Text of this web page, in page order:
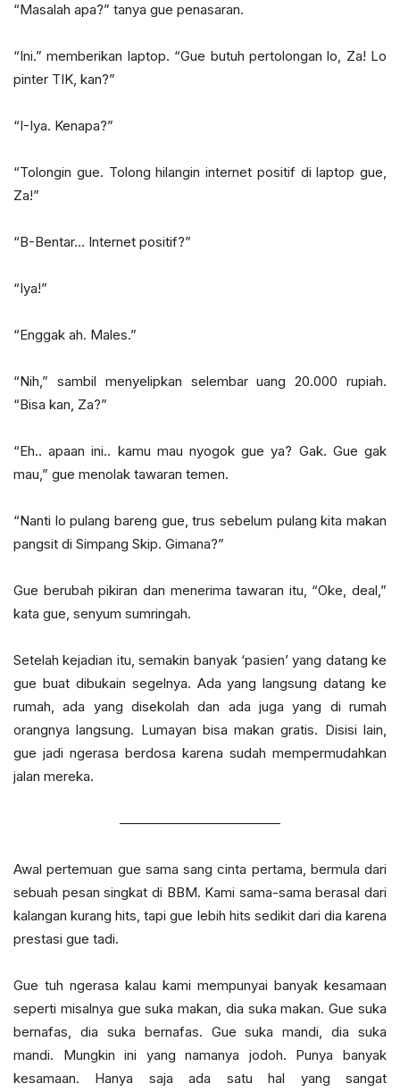
“Masalah apa?” tanya gue penasaran.
“Ini.” memberikan laptop. “Gue butuh pertolongan lo, Za! Lo
pinter TIK, kan?”
“I-Iya. Kenapa?”
“Tolongin gue. Tolong hilangin internet positif di laptop gue,
Za!”
“B-Bentar… Internet positif?”
“Iya!”
“Enggak ah. Males.”
“Nih,” sambil menyelipkan selembar uang 20.000 rupiah.
“Bisa kan, Za?”
“Eh.. apaan ini.. kamu mau nyogok gue ya? Gak. Gue gak
mau,” gue menolak tawaran temen.
“Nanti lo pulang bareng gue, trus sebelum pulang kita makan
pangsit di Simpang Skip. Gimana?”
Gue berubah pikiran dan menerima tawaran itu, “Oke, deal,”
kata gue, senyum sumringah.
Setelah kejadian itu, semakin banyak ‘pasien’ yang datang ke
gue buat dibukain segelnya. Ada yang langsung datang ke
rumah, ada yang disekolah dan ada juga yang di rumah
orangnya langsung. Lumayan bisa makan gratis. Disisi lain,
gue jadi ngerasa berdosa karena sudah mempermudahkan
jalan mereka.
————————————
Awal pertemuan gue sama sang cinta pertama, bermula dari
sebuah pesan singkat di BBM. Kami sama-sama berasal dari
kalangan kurang hits, tapi gue lebih hits sedikit dari dia karena
prestasi gue tadi.
Gue tuh ngerasa kalau kami mempunyai banyak kesamaan
seperti misalnya gue suka makan, dia suka makan. Gue suka
bernafas, dia suka bernafas. Gue suka mandi, dia suka
mandi. Mungkin ini yang namanya jodoh. Punya banyak
kesamaan. Hanya saja ada satu hal yang sangat